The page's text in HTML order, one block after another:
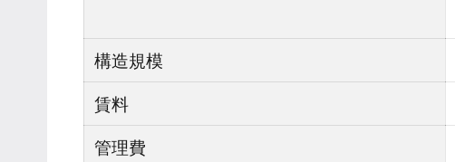
構造規模
賃料
管理費